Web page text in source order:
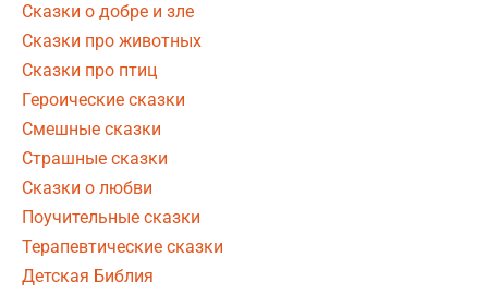
Сказки о добре и зле
Сказки про животных
Сказки про птиц
Героические сказки
Смешные сказки
Страшные сказки
Сказки о любви
Поучительные сказки
Терапевтические сказки
Детская Библия